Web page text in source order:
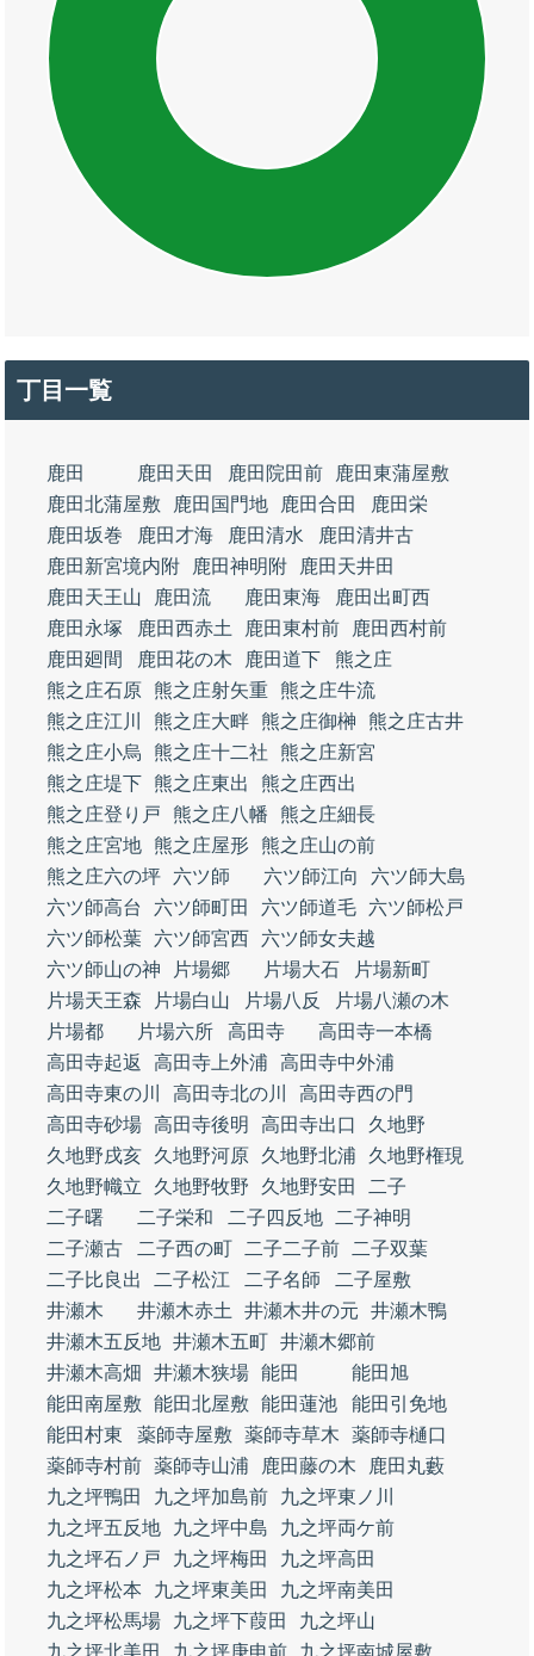
丁目一覧
鹿田 鹿田天田 鹿田院田前
鹿田東蒲屋敷
鹿田北蒲屋敷
鹿田国門地 鹿田合田
鹿田栄
鹿田坂巻
鹿田才海 鹿田清水
鹿田清井古
鹿田新宮境内附
鹿田神明附
鹿田天井田
鹿田天王山
鹿田流 鹿田東海
鹿田出町西
鹿田永塚
鹿田西赤土 鹿田東村前
鹿田西村前
鹿田廻間
鹿田花の木 鹿田道下
熊之庄
熊之庄石原
熊之庄射矢重
熊之庄牛流
熊之庄江川
熊之庄大畔 熊之庄御榊
熊之庄古井
熊之庄小烏
熊之庄十二社
熊之庄新宮
熊之庄堤下
熊之庄東出
熊之庄西出
熊之庄登り戸
熊之庄八幡
熊之庄細長
熊之庄宮地
熊之庄屋形
熊之庄山の前
熊之庄六の坪
六ツ師 六ツ師江向
六ツ師大島
六ツ師高台
六ツ師町田 六ツ師道毛
六ツ師松戸
六ツ師松葉
六ツ師宮西
六ツ師女夫越
六ツ師山の神
片場郷 片場大石
片場新町
片場天王森
片場白山 片場八反
片場八瀬の木
片場都
片場六所 高田寺
高田寺一本橋
高田寺起返
高田寺上外浦
高田寺中外浦
高田寺東の川
高田寺北の川
高田寺西の門
高田寺砂場 高田寺後明 高田寺出口
久地野
久地野戌亥
久地野河原 久地野北浦
久地野権現
久地野幟立
久地野牧野 久地野安田
二子
二子曙
二子栄和 二子四反地
二子神明
二子瀬古
二子西の町 二子二子前
二子双葉
二子比良出
二子松江 二子名師
二子屋敷
井瀬木
井瀬木赤土 井瀬木井の元
井瀬木鴨
井瀬木五反地 井瀬木五町 井瀬木郷前
井瀬木高畑
井瀬木狭場 能田
能田旭
能田南屋敷
能田北屋敷 能田蓮池
能田引免地
能田村東
薬師寺屋敷 薬師寺草木
薬師寺樋口
薬師寺村前 薬師寺山浦 鹿田藤の木
鹿田丸藪
九之坪鴨田
九之坪加島前
九之坪東ノ川
九之坪五反地
九之坪中島
九之坪両ケ前
九之坪石ノ戸
九之坪梅田
九之坪高田
九之坪松本
九之坪東美田
九之坪南美田
九之坪松馬場
九之坪下葭田
九之坪山
九之坪北美田
九之坪庚申前
九之坪南城屋敷